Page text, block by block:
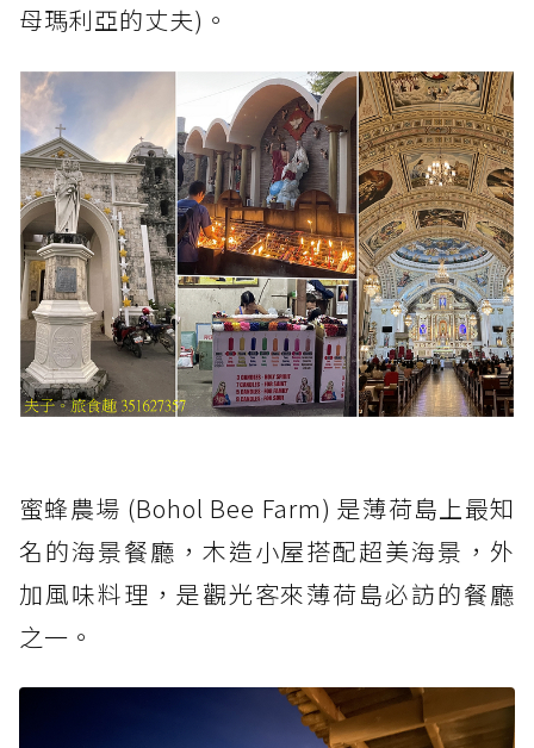
母瑪利亞的丈夫)。
蜜蜂農場 (Bohol Bee Farm) 是薄荷島上最知
名的海景餐廳，木造小屋搭配超美海景，外
加風味料理，是觀光客來薄荷島必訪的餐廳
之一。